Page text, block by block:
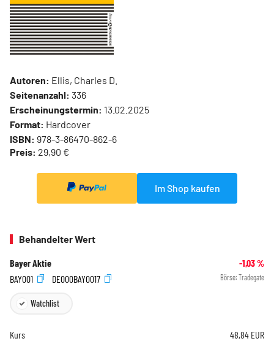
Autoren: Ellis, Charles D.
Seitenanzahl: 336
Erscheinungstermin: 13.02.2025
Format: Hardcover
ISBN: 978-3-86470-862-6
Preis: 29,90 €
Im Shop kaufen
Behandelter Wert
Bayer Aktie -1,03%
BAY001
DE000BAY0017 Börse: Tradegate
Watchlist
Kurs 48,84 EUR